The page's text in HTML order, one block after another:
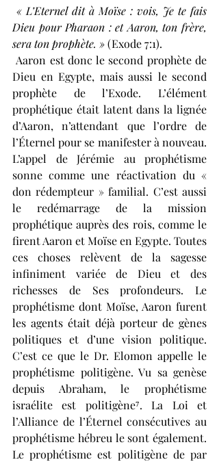
« L’Eternel dit à Moïse : vois, Je te fais
Dieu pour Pharaon : et Aaron, ton frère,
sera ton prophète. » (Exode 7:1).
Aaron est donc le second prophète de
Dieu en Egypte, mais aussi le second
prophète de l’Exode. L’élément
prophétique était latent dans la lignée
d’Aaron, n’attendant que l’ordre de
l’Éternel pour se manifester à nouveau.
L’appel de Jérémie au prophétisme
sonne comme une réactivation du «
don rédempteur » familial. C’est aussi
le redémarrage de la mission
prophétique auprès des rois, comme le
firent Aaron et Moïse en Egypte. Toutes
ces choses relèvent de la sagesse
infiniment variée de Dieu et des
richesses de Ses profondeurs. Le
prophétisme dont Moïse, Aaron furent
les agents était déjà porteur de gènes
politiques et d’une vision politique.
C’est ce que le Dr. Elomon appelle le
prophétisme politigène. Vu sa genèse
depuis Abraham, le prophétisme
israélite est politigène⁷. La Loi et
l’Alliance de l’Éternel consécutives au
prophétisme hébreu le sont également.
Le prophétisme est politigène de par